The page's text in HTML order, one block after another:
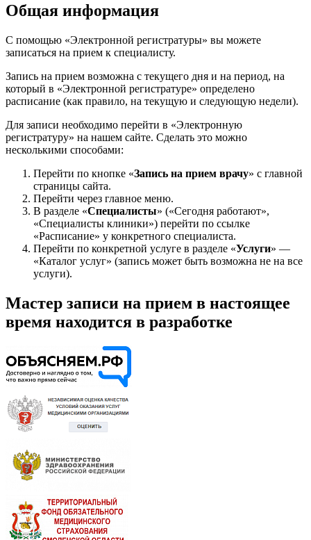
Общая информация
С помощью «Электронной регистратуры» вы можете
записаться на прием к специалисту.
Запись на прием возможна с текущего дня и на период, на
который в «Электронной регистратуре» определено
расписание (как правило, на текущую и следующую недели).
Для записи необходимо перейти в «Электронную
регистратуру» на нашем сайте. Сделать это можно
несколькими способами:
Перейти по кнопке «Запись на прием врачу» с главной
страницы сайта.
Перейти через главное меню.
В разделе «Специалисты» («Сегодня работают»,
«Специалисты клиники») перейти по ссылке
«Расписание» у конкретного специалиста.
Перейти по конкретной услуге в разделе «Услуги» —
«Каталог услуг» (запись может быть возможна не на все
услуги).
Мастер записи на прием в настоящее
время находится в разработке